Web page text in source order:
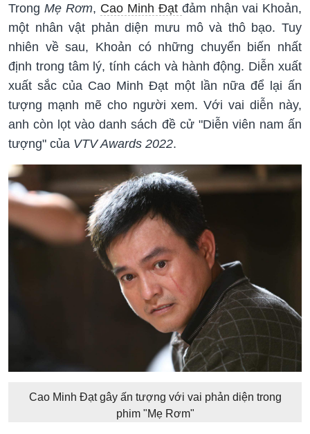
Trong Mẹ Rơm, Cao Minh Đạt đảm nhận vai Khoản,
một nhân vật phản diện mưu mô và thô bạo. Tuy
nhiên về sau, Khoản có những chuyển biến nhất
định trong tâm lý, tính cách và hành động. Diễn xuất
xuất sắc của Cao Minh Đạt một lần nữa để lại ấn
tượng mạnh mẽ cho người xem. Với vai diễn này,
anh còn lọt vào danh sách đề cử "Diễn viên nam ấn
tượng" của VTV Awards 2022.
Cao Minh Đạt gây ấn tượng với vai phản diện trong
phim "Mẹ Rơm"